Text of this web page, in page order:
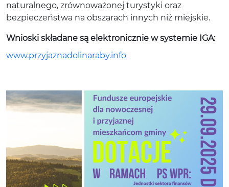
naturalnego, zrównoważonej turystyki oraz
bezpieczeństwa na obszarach innych niż miejskie.
Wnioski składane są elektronicznie w systemie IGA:
www.przyjaznadolinaraby.info